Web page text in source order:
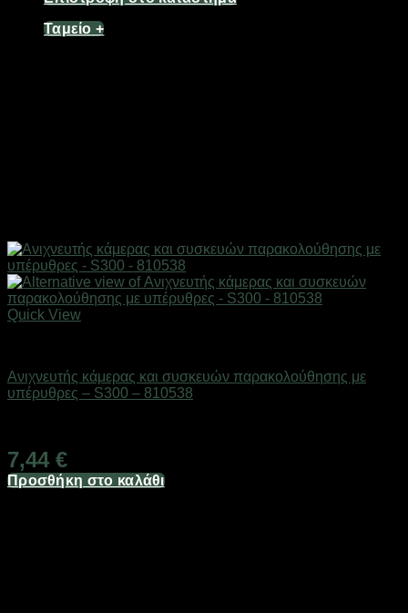
Ταμείο +
Quick View
Ανιχνευτής κάμερας και συσκευών παρακολούθησης με
υπέρυθρες – S300 – 810538
7,44 €
Προσθήκη στο καλάθι